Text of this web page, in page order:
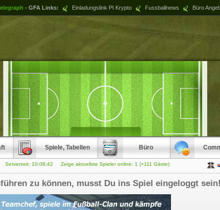
- GFA Links: Einladungslink PI Krypto Fussballnews Büro
Spiele, Tabellen Büro
Serverzeit: 10:08:42 Zeige aktuellste Spieler online: 1 (+111 Gäste)
zu können, musst Du ins Spiel eingeloggt sein!